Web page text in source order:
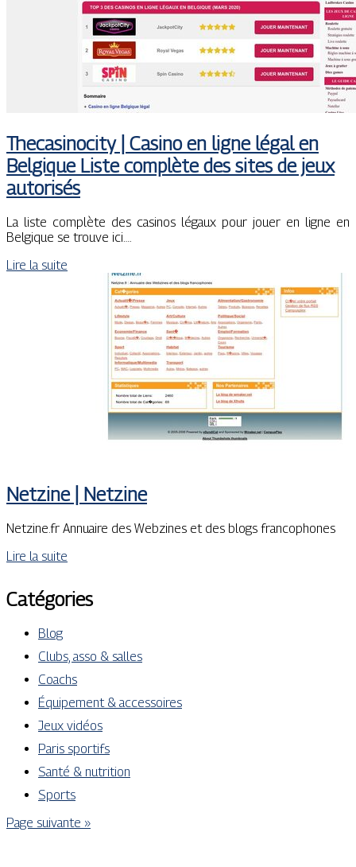
Thecasino­city | Casino en ligne légal en
Belgique Liste complète des sites de jeux
autorisés
La liste complète des casinos légaux pour jouer en ligne en
Belgique se trouve ici….
Lire la suite
Netzine | Netzine
Netzine.fr Annuaire des Webzines et des blogs francophones
Lire la suite
Catégories
Blog
Clubs, asso & salles
Coachs
Équipement & accessoires
Jeux vidéos
Paris sportifs
Santé & nutrition
Sports
Page suivante »